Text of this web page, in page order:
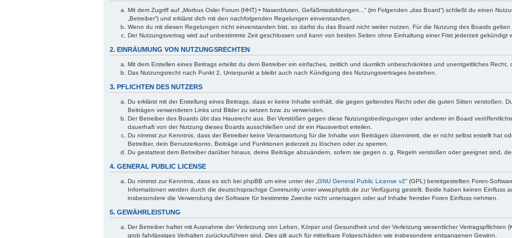
Mit dem Zugriff auf „Morbus Osler Forum (HHT) • Nasenbluten, Gefäßmissbildungen...“ (im Folgenden „das Board“) schließt du einen
„Betreiber“) und erklärst dich mit den nachfolgenden Regelungen einverstanden.
Wenn du mit diesen Regelungen nicht einverstanden bist, so darfst du das Board nicht weiter nutzen. Für die Nutzung des Boards
Der Nutzungsvertrag wird auf unbestimmte Zeit geschlossen und kann von beiden Seiten ohne Einhaltung einer Frist jederzeit gekündigt
2. EINRÄUMUNG VON NUTZUNGSRECHTEN
Mit dem Erstellen eines Beitrags erteilst du dem Betreiber ein einfaches, zeitlich und räumlich unbeschränktes und unentgeltliches Recht,
Das Nutzungsrecht nach Punkt 2, Unterpunkt a bleibt auch nach Kündigung des Nutzungsvertrages bestehen.
3. PFLICHTEN DES NUTZERS
Du erklärst mit der Erstellung eines Beitrags, dass er keine Inhalte enthält, die gegen geltendes Recht oder die guten Sitten verstoßen.
Beiträgen verwendeten Links und Bilder zu setzen bzw. zu verwenden.
Der Betreiber des Boards übt das Hausrecht aus. Bei Verstößen gegen diese Nutzungsbedingungen oder anderer im Board
dauerhaft von der Nutzung dieses Boards ausschließen und dir ein Hausverbot erteilen.
Du nimmst zur Kenntnis, dass der Betreiber keine Verantwortung für die Inhalte von Beiträgen übernimmt, die er nicht selbst erstellt hat
Betreiber, dein Benutzerkonto, Beiträge und Funktionen jederzeit zu löschen oder zu sperren.
Du gestattest dem Betreiber darüber hinaus, deine Beiträge abzuändern, sofern sie gegen o. g. Regeln verstoßen oder geeignet sind,
4. GENERAL PUBLIC LICENSE
Du nimmst zur Kenntnis, dass es sich bei phpBB um eine unter der „ GNU General Public License v2“ (GPL) bereitgestellten Foren-
Informationen werden durch die deutschsprachige Community unter www.phpbb.de zur Verfügung gestellt. Beide haben keinen Einfluss
insbesondere die Verwendung der Software für bestimmte Zwecke nicht untersagen oder auf Inhalte fremder Foren Einfluss nehmen.
5. GEWÄHRLEISTUNG
Der Betreiber haftet mit Ausnahme der Verletzung von Leben, Körper und Gesundheit und der Verletzung wesentlicher Vertragspflichten
grob fahrlässiges Verhalten zurückzuführen sind. Dies gilt auch für mittelbare Folgeschäden wie insbesondere entgangenen Gewinn.